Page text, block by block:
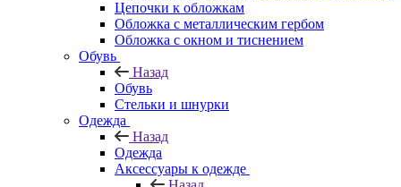
Цепочки к обложкам
Обложка с металлическим гербом
Обложка с окном и тиснением
Обувь
Назад
Обувь
Стельки и шнурки
Одежда
Назад
Одежда
Аксессуары к одежде